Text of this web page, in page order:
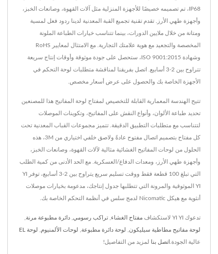
IP68، تم تصميمه خصيصًا للأجهزة المنزلية مثل آلات القهوة، وصانعات الخبز،
وأجهزة طهي الأرز. تقدم تقنية تجميع القبة المعدنية لدينا ردود فعل لمسية
ومتانة من خلال ملايين الدورات، بينما تتناسب خيارات الطباعة الملونة
المخصصة والتجعيد مع هوية علامتك التجارية. مع الامتثال لمعايير RoHS
وشهادة ISO 9001:2015، ستحصل على جودة موثوقة وأوقات إنتاج سريعة
تتراوح بين 2-3 أسابيع. اتصل بفريقنا لمناقشة متطلبات لوحة التحكم في
الأجهزة الخاصة بك والحصول على عرض أسعار مخصص.
تتيح الهندسة المعمارية القابلة للتخصيص لمفتاح لوحة المفاتيح هذا للمصنعين
تحديد طباعة الألوان، وأنواع النقش على المفاتيح، وتكوينات الموصلات
لتتناسب مع متطلبات التطبيق الدقيقة. تتميز مجموعات القباب المعدنية تحت
كل مفتاح بتصميم اتصال مفتوح عادةً ولاصق خلفي اختياري من 3M، هذه
الحلول من لوحات المفاتيح الغشائية مثالية لآلات القهوة، وصانعات الخبز،
وأجهزة طهي الأرز، ومعدات الدفاع/العسكرية. مع الحد الأدنى من كمية الطلب
التي تبلغ 100 قطعة فقط ووقت تسليم سريع يتراوح بين 2-3 أسابيع، توفر YI
YI الموثوقية والمرونة التي تتطلبها جدول إنتاجك، مدعومة بخيارات موصلات
أنثوية مع هيكل Nicomatic لدمج سلس في أنظمة التحكم الخاصة بك.
تدعوك YI YI لاستكشاف مفتاح الغشاء تراكب رسومي دائرة مطبوعة مرنة
لوحة مفاتيح مطاطية سيليكون لوحة دائرة مطبوعة لوحات الألمنيوم لوحة EL
عالية الجودة. اتصل بنا لمزيد من التفاصيل!